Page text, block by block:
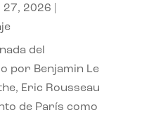
27, 2026
del
por Benjamin Le
Eric Rousseau
de París como